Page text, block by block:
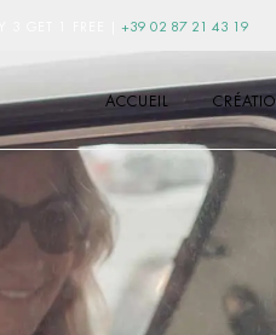
+39 02 87 21 43 19
ACCUEIL